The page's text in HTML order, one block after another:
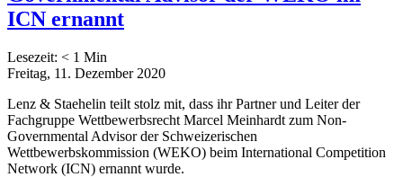
ICN ernannt
Lesezeit: < 1 Min
Freitag, 11. Dezember 2020
Lenz & Staehelin teilt stolz mit, dass ihr Partner und Leiter der
Fachgruppe Wettbewerbsrecht Marcel Meinhardt zum Non-
Governmental Advisor der Schweizerischen
Wettbewerbskommission (WEKO) beim International Competition
Network (ICN) ernannt wurde.